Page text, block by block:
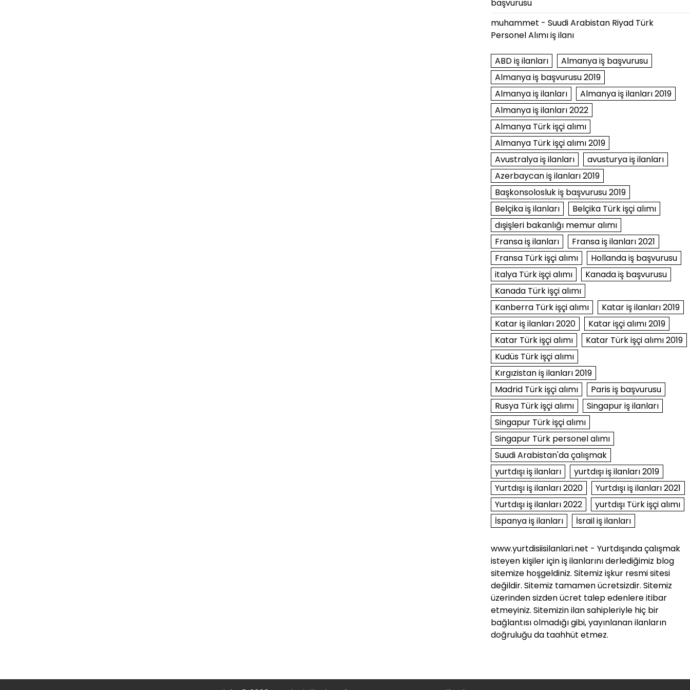
başvurusu
muhammet - Suudi Arabistan Riyad Türk
Personel Alımı iş ilanı
ABD iş ilanları
Almanya iş başvurusu
Almanya iş başvurusu 2019
Almanya iş ilanları
Almanya iş ilanları 2019
Almanya iş ilanları 2022
Almanya Türk işçi alımı
Almanya Türk işçi alımı 2019
Avustralya iş ilanları
avusturya iş ilanları
Azerbaycan iş ilanları 2019
Başkonsolosluk iş başvurusu 2019
Belçika iş ilanları
Belçika Türk işçi alımı
dışişleri bakanlığı memur alımı
Fransa iş ilanları
Fransa iş ilanları 2021
Fransa Türk işçi alımı
Hollanda iş başvurusu
italya Türk işçi alımı
Kanada iş başvurusu
Kanada Türk işçi alımı
Kanberra Türk işçi alımı
Katar iş ilanları 2019
Katar iş ilanları 2020
Katar işçi alımı 2019
Katar Türk işçi alımı
Katar Türk işçi alımı 2019
Kudüs Türk işçi alımı
Kırgızistan iş ilanları 2019
Madrid Türk işçi alımı
Paris iş başvurusu
Rusya Türk işçi alımı
Singapur iş ilanları
Singapur Türk işçi alımı
Singapur Türk personel alımı
Suudi Arabistan'da çalışmak
yurtdışı iş ilanları
yurtdışı iş ilanları 2019
Yurtdışı iş ilanları 2020
Yurtdışı iş ilanları 2021
Yurtdışı iş ilanları 2022
yurtdışı Türk işçi alımı
İspanya iş ilanları
İsrail iş ilanları
www.yurtdisiisilanlari.net - Yurtdışında çalışmak
isteyen kişiler için iş ilanlarını derlediğimiz blog
sitemize hoşgeldiniz. Sitemiz işkur resmi sitesi
değildir. Sitemiz tamamen ücretsizdir. Sitemiz
üzerinden sizden ücret talep edenlere itibar
etmeyiniz. Sitemizin ilan sahipleriyle hiç bir
bağlantısı olmadığı gibi, yayınlanan ilanların
doğruluğu da taahhüt etmez.